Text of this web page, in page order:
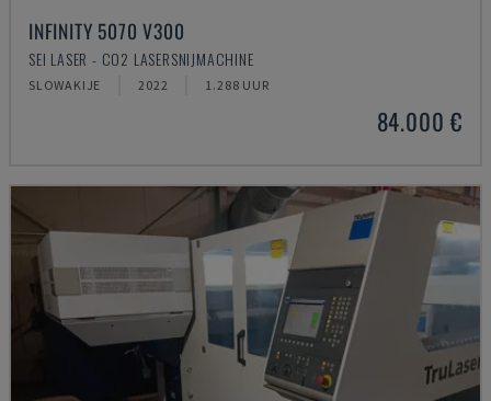
INFINITY 5070 V300
SEI LASER - CO2 LASERSNIJMACHINE
SLOWAKIJE 2022 1.288 UUR
84.000 €